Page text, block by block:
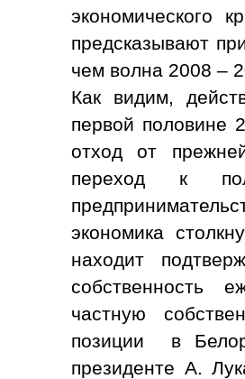
экономического
предсказывают
чем волна 2008 –
Как видим,
первой половине
отход от
переход к
экономика
находит
собственность
частную
позиции в
президенте А.